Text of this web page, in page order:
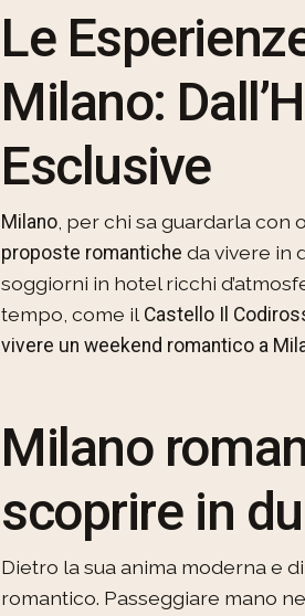
Le
Milano:
Esclusive
Milano, per chi sa guardarla con
proposte romantiche da vivere in
soggiorni in hotel ricchi
tempo, come ilCastello Il
vivere un weekend romantico a
Milano
scoprire in
Dietro la sua anima moderna e
romantico. Passeggiare mano